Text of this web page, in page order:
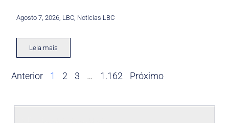
Agosto 7, 2026 LBC Noticias LBC
Leia mais
Anterior 1 2 3 … 1.162 Próximo